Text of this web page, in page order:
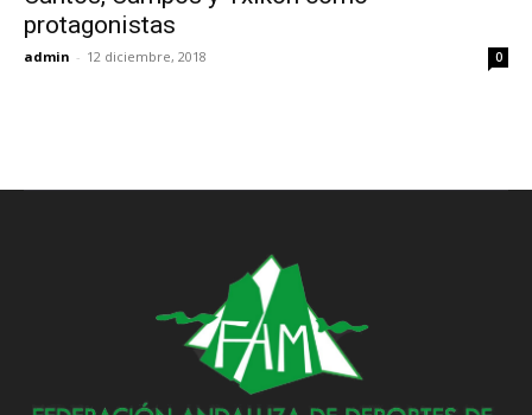
protagonistas
admin - 12 diciembre, 2018 0